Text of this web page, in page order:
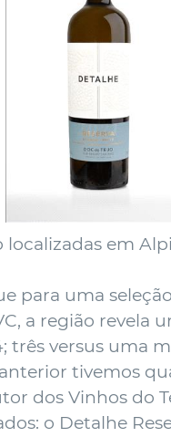
em
para uma
a região revela
três versus uma
tivemos
dos Vinhos do
o Detalhe